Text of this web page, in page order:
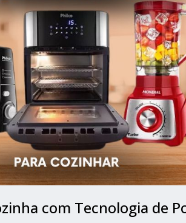
com Tecnologia de